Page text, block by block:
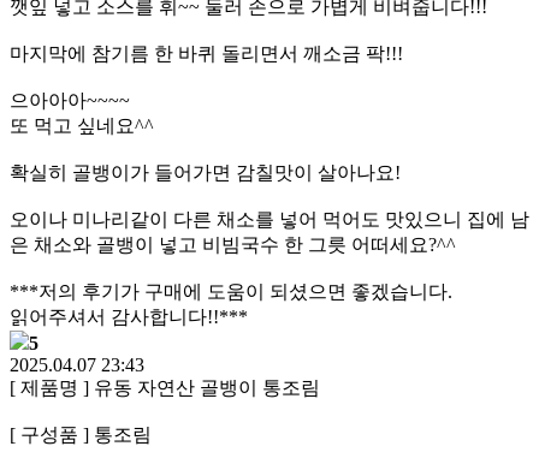
깻잎 넣고 소스를 휘~~ 둘러 손으로 가볍게 비벼줍니다!!!
마지막에 참기름 한 바퀴 돌리면서 깨소금 팍!!!
으아아아~~~~
또 먹고 싶네요^^
확실히 골뱅이가 들어가면 감칠맛이 살아나요!
오이나 미나리같이 다른 채소를 넣어 먹어도 맛있으니 집에 남
은 채소와 골뱅이 넣고 비빔국수 한 그릇 어떠세요?^^
***저의 후기가 구매에 도움이 되셨으면 좋겠습니다.
읽어주셔서 감사합니다!!***
5
2025.04.07 23:43
[ 제품명 ] 유동 자연산 골뱅이 통조림
[ 구성품 ] 통조림